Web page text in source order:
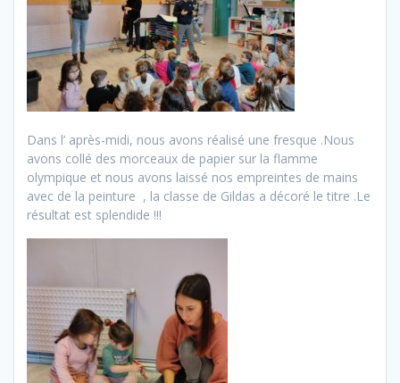
Dans l’ après-midi, nous avons réalisé une fresque .Nous
avons collé des morceaux de papier sur la flamme
olympique et nous avons laissé nos empreintes de mains
avec de la peinture , la classe de Gildas a décoré le titre .Le
résultat est splendide !!!